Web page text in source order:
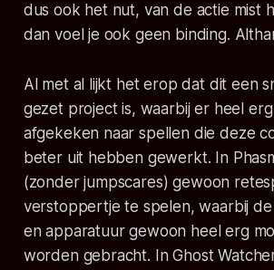
dus ook het nut, van de actie mist
dan voel je ook geen binding.
Al met al lijkt het erop dat dit een
gezet project is, waarbij er heel
afgekeken naar spellen die deze
beter uit hebben gewerkt. In
(zonder jumpscares) gewoon
verstoppertje te spelen, waarbij
en apparatuur gewoon heel erg
worden gebracht. InGhost